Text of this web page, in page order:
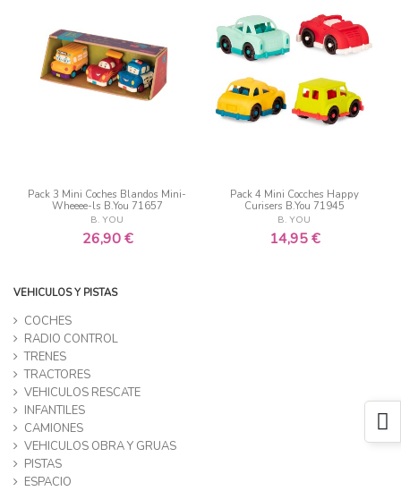
Pack 3 Mini Coches Blandos Mini-
Wheeee-ls B.You 71657
B. YOU
26,90 €
Pack 4 Mini Cocches Happy
Curisers B.You 71945
B. YOU
14,95 €
VEHICULOS Y PISTAS
COCHES
RADIO CONTROL
TRENES
TRACTORES
VEHICULOS RESCATE
INFANTILES
CAMIONES
VEHICULOS OBRA Y GRUAS
PISTAS
ESPACIO